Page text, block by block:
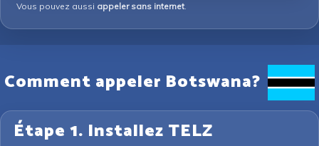
Vous pouvez aussi appeler sans internet.
Comment appeler Botswana?
Étape 1. Installez TELZ